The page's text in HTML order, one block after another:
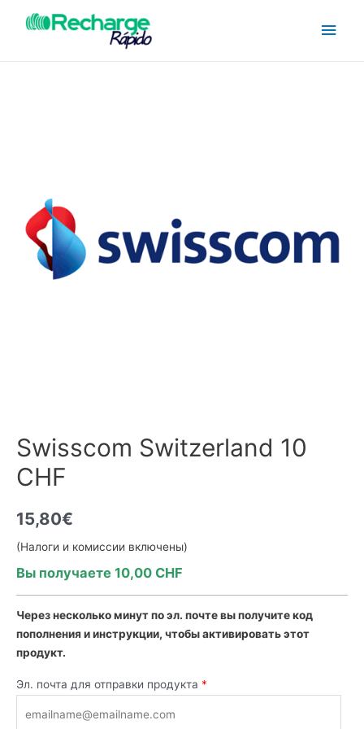
Swisscom Switzerland 10
CHF
15,80€
(Налоги и комиссии включены)
Вы получаете 10,00 CHF
Через несколько минутпо эл. почтевы получите код
пополнения и инструкции, чтобы активировать этот
продукт.
Эл. почта для отправки продукта *